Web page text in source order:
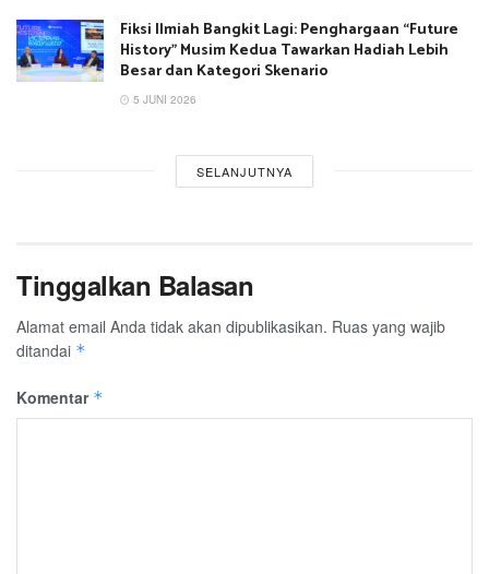
Fiksi Ilmiah Bangkit Lagi: Penghargaan “Future
History” Musim Kedua Tawarkan Hadiah Lebih
Besar dan Kategori Skenario
5 JUNI 2026
SELANJUTNYA
Tinggalkan Balasan
Alamat email Anda tidak akan dipublikasikan. Ruas yang wajib
ditandai *
Komentar *